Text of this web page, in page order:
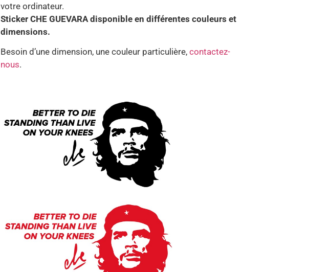
votre ordinateur.
Sticker CHE GUEVARA disponible en différentes couleurs et
dimensions.
Besoin d’une dimension, une couleur particulière, contactez-
nous.